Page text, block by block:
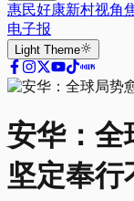
惠民好康新村视角
电子报
Light Theme
安华：全
坚定奉